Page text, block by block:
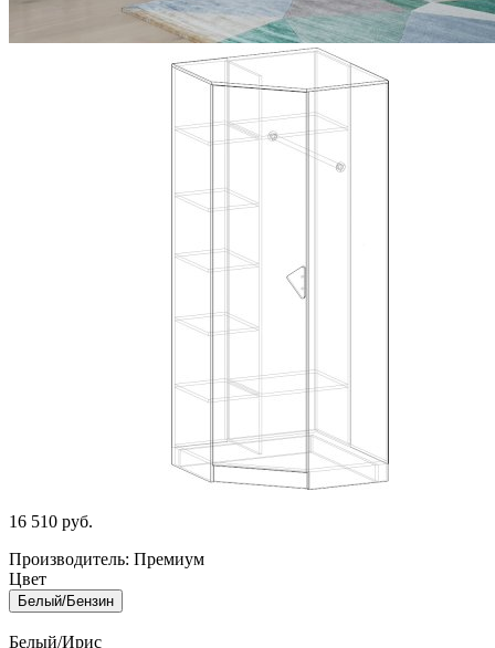
16 510 руб.
Производитель: Премиум
Цвет
Белый/Бензин
Белый/Ирис